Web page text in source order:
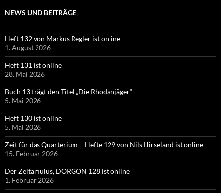
NEWS UND BEITRÄGE
Heft 132 von Markus Regler ist online
1. August 2026
Heft 131 ist online
28. Mai 2026
Buch 13 trägt den Titel „Die Rhodanjäger“
5. Mai 2026
Heft 130 ist online
5. Mai 2026
Zeit für das Quarterium – Hefte 129 von Nils Hirseland ist online
15. Februar 2026
Der Zeitamulus, DORGON 128 ist online
1. Februar 2026